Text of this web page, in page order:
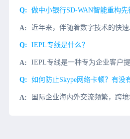
做中小银行SD-WAN智能重构先
IEPL专线是什么？
如何防止Skype网络卡顿？有没